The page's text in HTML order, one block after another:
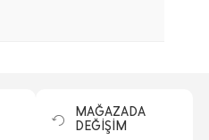
MAĞAZADA
DEĞİŞİM